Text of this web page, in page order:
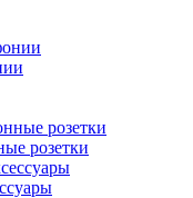
розетки